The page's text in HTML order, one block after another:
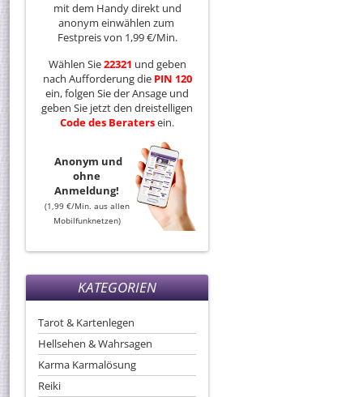
mit dem Handy direkt und
anonym einwählen zum
Festpreis von 1,99 €/Min.
Wählen Sie22321 und geben
nach Aufforderung die PIN 120
ein, folgen Sie der Ansage und
geben Sie jetzt den dreistelligen
Codedes Beratersein.
Anonym und
ohne
Anmeldung!
(1,99 €/Min. aus allen
Mobilfunknetzen)
KATEGORIEN
Tarot & Kartenlegen
Hellsehen & Wahrsagen
Karma Karmalösung
Reiki